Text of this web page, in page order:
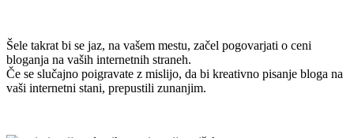
Šele takrat bi se jaz, na vašem mestu, začel pogovarjati o ceni
bloganja na vaših internetnih straneh.
Če se slučajno poigravate z mislijo, da bi kreativno pisanje bloga na
vaši internetni stani, prepustili zunanjim.